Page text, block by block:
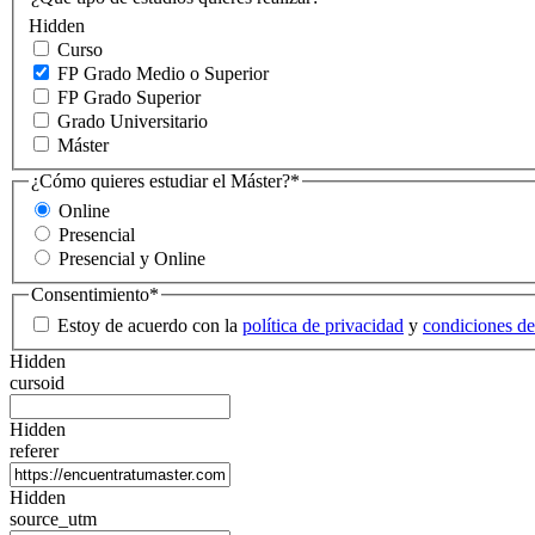
Hidden
Curso
FP Grado Medio o Superior
FP Grado Superior
Grado Universitario
Máster
¿Cómo quieres estudiar el Máster?*
Online
Presencial
Presencial y Online
Consentimiento*
Estoy de acuerdo con la política de privacidad y condiciones
Hidden
cursoid
Hidden
referer
Hidden
source_utm